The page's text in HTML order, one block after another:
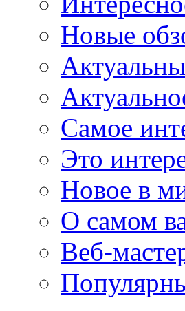
Новые
Самое
Это
Новое в
О самом
Веб-